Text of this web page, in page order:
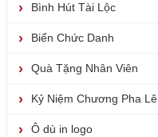
Bình Hút Tài Lộc
Biển Chức Danh
Quà Tặng Nhân Viên
Kỷ Niệm Chương Pha Lê
Ô dù in logo